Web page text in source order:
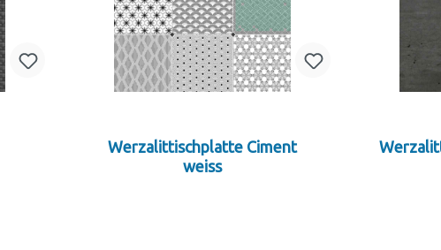
Werzalittischplatte Ciment
weiss